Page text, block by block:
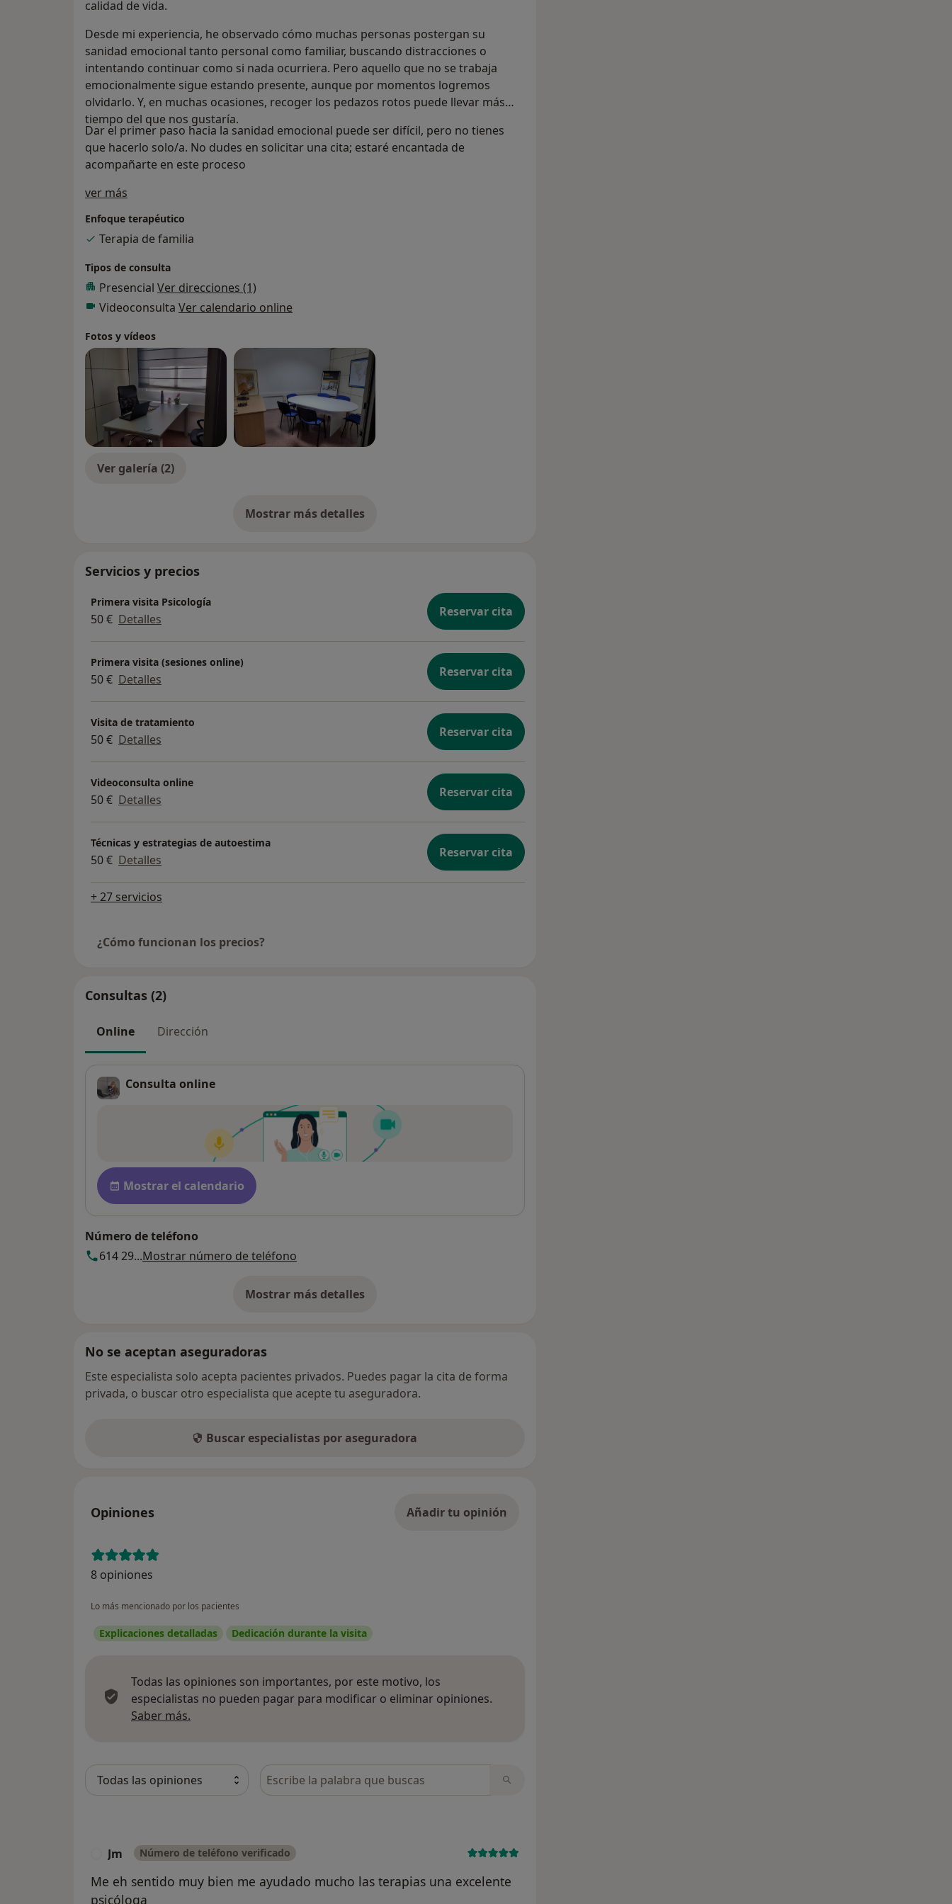
calidad de vida.
Desde mi experiencia, he observado cómo muchas personas postergan su
sanidad emocional tanto personal como familiar, buscando distracciones o
intentando continuar como si nada ocurriera. Pero aquello que no se trabaja
emocionalmente sigue estando presente, aunque por momentos logremos
olvidarlo. Y, en muchas ocasiones, recoger los pedazos rotos puede llevar más
tiempo del que nos gustaría.
Dar el primer paso hacia la sanidad emocional puede ser difícil, pero no tienes
que hacerlo solo/a. No dudes en solicitar una cita; estaré encantada de
acompañarte en este proceso
ver más
Enfoque terapéutico
Terapia de familia
Tipos de consulta
Presencial Ver direcciones (1)
Videoconsulta Ver calendario online
Fotos y vídeos
Ver galería (2)
Mostrar más detalles
sobre la experiencia
Servicios y precios
Primera visita Psicología
50 € Detalles Reservar cita
Primera visita (sesiones online)
50 € Detalles Reservar cita
Visita de tratamiento
50 € Detalles Reservar cita
Videoconsulta online
50 € Detalles Reservar cita
Técnicas y estrategias de autoestima
50 € Detalles Reservar cita
+ 27 servicios
¿Cómo funcionan los precios?
Consultas (2)
Online Dirección
Consulta online
Disponibilidad
Mostrar el calendario
Número de teléfono
614 29...Mostrar número de teléfono
Mostrar más detalles
sobre la dirección
No se aceptan aseguradoras
Este especialista solo acepta pacientes privados. Puedes pagar la cita de forma
privada, o buscar otro especialista que acepte tu aseguradora.
Buscar especialistas por aseguradora
Opiniones Añadir tu opinión
8 opiniones
Lo más mencionado por los pacientes
Explicaciones detalladas Dedicación durante la visita
Todas las opiniones son importantes, por este motivo, los
especialistas no pueden pagar para modificar o eliminar opiniones.
Saber más.
Busca en opiniones
Jm Número de teléfono verificado
Me eh sentido muy bien me ayudado mucho las terapias una excelente
psicóloga